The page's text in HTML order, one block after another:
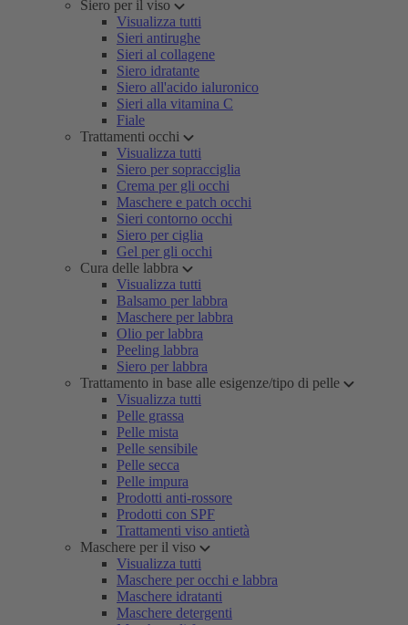
Siero per il viso
Visualizza tutti
Sieri antirughe
Sieri al collagene
Siero idratante
Siero all'acido ialuronico
Sieri alla vitamina C
Fiale
Trattamenti occhi
Visualizza tutti
Siero per sopracciglia
Crema per gli occhi
Maschere e patch occhi
Sieri contorno occhi
Siero per ciglia
Gel per gli occhi
Cura delle labbra
Visualizza tutti
Balsamo per labbra
Maschere per labbra
Olio per labbra
Peeling labbra
Siero per labbra
Trattamento in base alle esigenze/tipo di pelle
Visualizza tutti
Pelle grassa
Pelle mista
Pelle sensibile
Pelle secca
Pelle impura
Prodotti anti-rossore
Prodotti con SPF
Trattamenti viso antietà
Maschere per il viso
Visualizza tutti
Maschere per occhi e labbra
Maschere idratanti
Maschere detergenti